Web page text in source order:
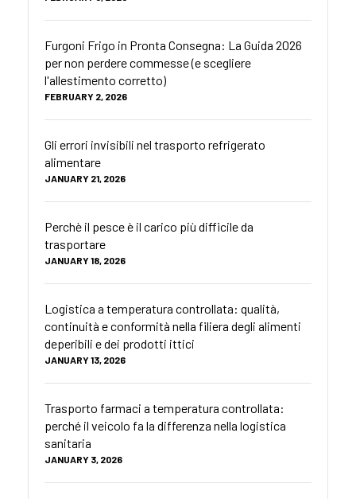
Furgoni Frigo in Pronta Consegna: La Guida 2026
per non perdere commesse (e scegliere
l'allestimento corretto)
FEBRUARY 2, 2026
Gli errori invisibili nel trasporto refrigerato
alimentare
JANUARY 21, 2026
Perchè il pesce è il carico più difficile da
trasportare
JANUARY 18, 2026
Logistica a temperatura controllata: qualità,
continuità e conformità nella filiera degli alimenti
deperibili e dei prodotti ittici
JANUARY 13, 2026
Trasporto farmaci a temperatura controllata:
perché il veicolo fa la differenza nella logistica
sanitaria
JANUARY 3, 2026